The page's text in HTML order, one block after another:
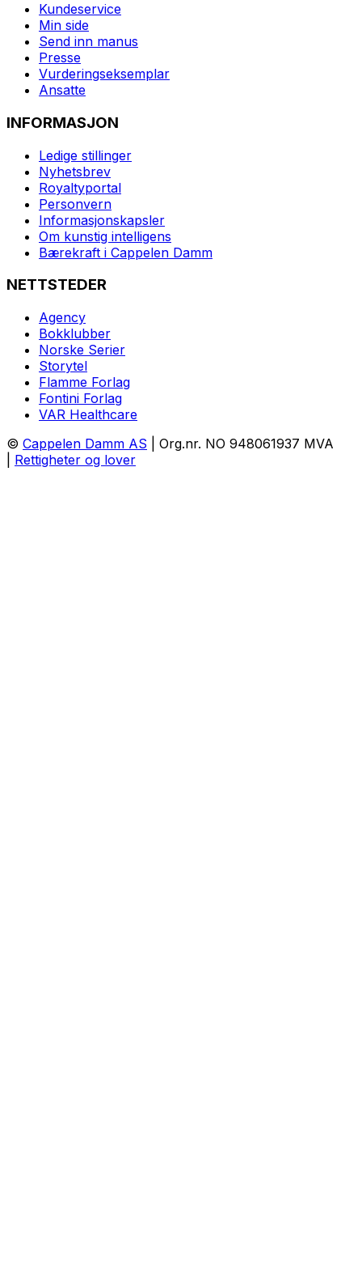
Kundeservice
Min side
Send inn manus
Presse
Vurderingseksemplar
Ansatte
INFORMASJON
Ledige stillinger
Nyhetsbrev
Royaltyportal
Personvern
Informasjonskapsler
Om kunstig intelligens
Bærekraft i Cappelen Damm
NETTSTEDER
Agency
Bokklubber
Norske Serier
Storytel
Flamme Forlag
Fontini Forlag
VAR Healthcare
© Cappelen Damm AS | Org.nr. NO 948061937 MVA
Rettigheter og lover